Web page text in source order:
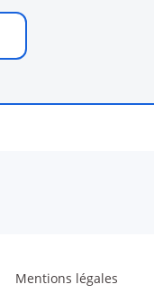
Mentions légales